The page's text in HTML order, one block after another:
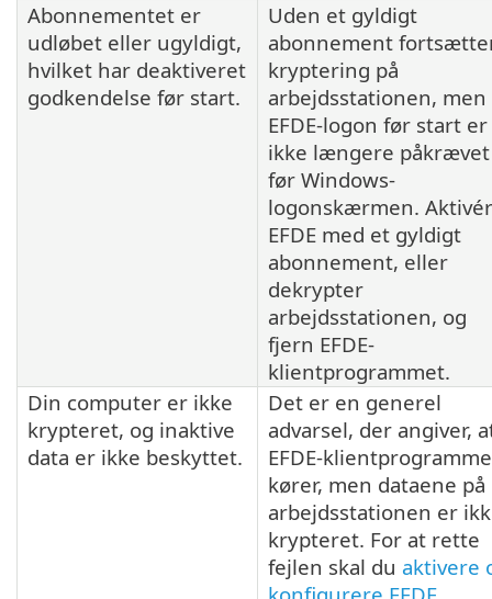
Abonnementet er
udløbet eller ugyldigt,
hvilket har deaktiveret
godkendelse før start.
Uden et gyldigt
abonnement
kryptering på
arbejdsstationen, men
EFDE-logon før start er
ikke længere påkrævet
før Windows-
logonskærmen. Aktivér
EFDE med et gyldigt
abonnement, eller
dekrypter
arbejdsstationen, og
fjern EFDE-
klientprogrammet.
Din computer er ikke
krypteret, og inaktive
data er ikke beskyttet.
Det er en generel
advarsel, der angiver,
EFDE-
kører, men dataene på
arbejdsstationen er
krypteret. For at rette
fejlen skal du aktivere